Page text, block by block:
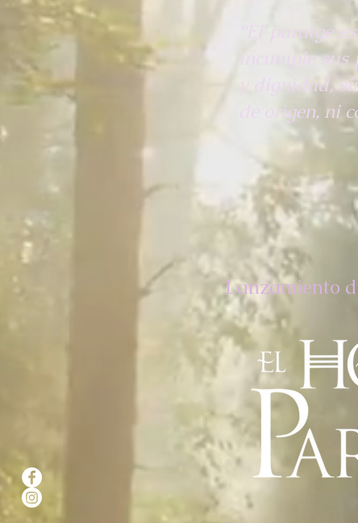
“El paratge
incumple
y dignidad,
de origen, ni
Lanzamiento